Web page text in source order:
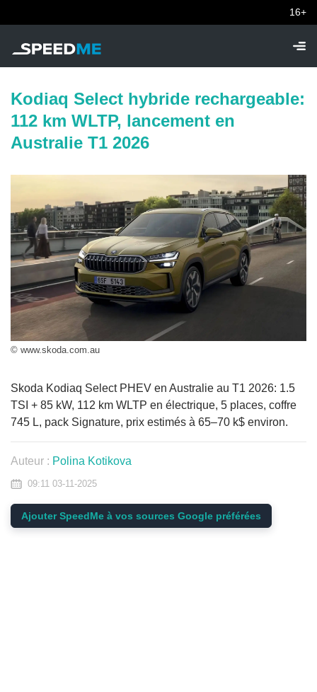
16+
Kodiaq Select hybride rechargeable:
112 km WLTP, lancement en
Australie T1 2026
© www.skoda.com.au
Skoda Kodiaq Select PHEV en Australie au T1 2026: 1.5
TSI + 85 kW, 112 km WLTP en électrique, 5 places, coffre
745 L, pack Signature, prix estimés à 65–70 k$ environ.
Auteur : Polina Kotikova
09:11 03-11-2025
Ajouter SpeedMe à vos sources Google préférées